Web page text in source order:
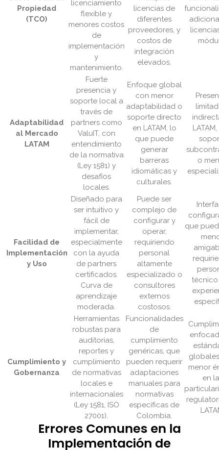
Propiedad
(TCO)
licenciamiento
flexible y
menores costos
de
implementación
y
mantenimiento.
licencias de
diferentes
proveedores, y
costos de
integración
elevados.
Adaptabilidad
al Mercado
LATAM
Fuerte
presencia y
soporte local a
través de
partners como
ValuIT, con
entendimiento
de la normativa
(Ley 1581) y
desafíos
locales.
Enfoque global
con menor
adaptabilidad o
soporte directo
en LATAM, lo
que puede
generar
barreras
idiomáticas y
culturales.
o
Facilidad de
Implementación
y Uso
Diseñado para
ser intuitivo y
fácil de
implementar,
especialmente
con la ayuda
de partners
certificados.
Curva de
aprendizaje
moderada.
Puede ser
complejo de
configurar y
operar,
requiriendo
personal
altamente
especializado o
consultores
externos
costosos.
que
Cumplimiento y
Gobernanza
Herramientas
robustas para
auditorías,
reportes y
cumplimiento
de normativas
locales e
internacionales
(Ley 1581, ISO
27001).
Funcionalidades
de
cumplimiento
genéricas, que
pueden requerir
adaptaciones
manuales para
normativas
específicas de
Colombia.
menor
en
Errores Comunes en la
Implementación de